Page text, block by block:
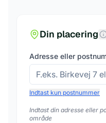
Din placering
Adresse eller
Indtast kun postnummer
Indtast din adresse eller
område